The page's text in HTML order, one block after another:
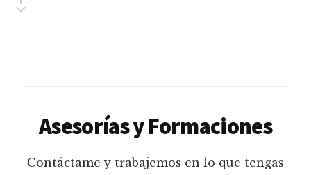
Asesorías y Formaciones
Contáctame y trabajemos en lo que tengas